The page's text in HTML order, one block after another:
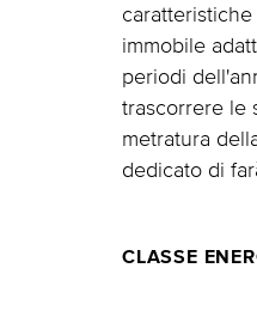
immobile
periodi
trascorrere le
metratura
dedicato di
CLASSE